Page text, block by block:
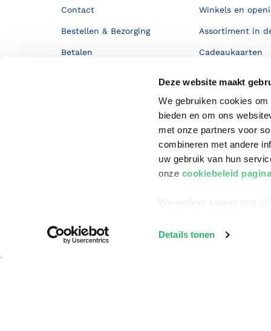
Deze website maakt
We gebruiken cookies
bieden en om ons
met onze partners voor
combineren met andere
uw gebruik van hun
onze cookiebeleid pagina
We werken samen met
Details tonen
Contact
Bestellen & Bezorging
Betalen
Zakelijk boeken bestellen
Winkels en
Assortiment in
Cadeaukaarten
ING